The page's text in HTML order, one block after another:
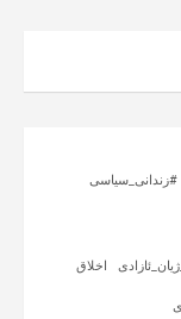
#زندانی_سیاسی
اخلاق